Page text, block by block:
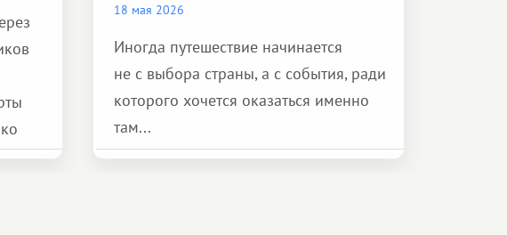
18 мая 2026
Иногда путешествие начинается
не с выбора страны, а с события, ради
которого хочется оказаться именно
там...